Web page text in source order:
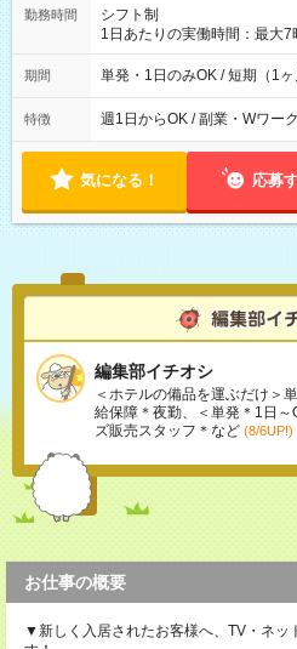
間】試用期間なし
勤務時間
シフト制
1日あたりの実働時間：最大
間は 試験により異なります
期間 単発・1日のみOK / 短期（1ヶ
特徴 週1日からOK / 副業・Wワー
気になる！ 応募
編集部イチオシ
＜ホテルの備品を運ぶだけ＞
給保障＊夜勤、＜単発＊1日
ズ販売スタッフ＊など (8/6UP!)
お仕事の概要
▼新しく入居されたお客様へ、TV・ネッ